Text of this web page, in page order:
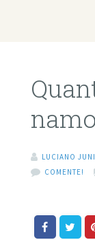
LUCIANO
COMENTE!